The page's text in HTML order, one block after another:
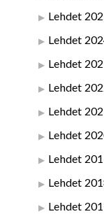
Lehdet
Lehdet
Lehdet
Lehdet
Lehdet
Lehdet
Lehdet
Lehdet
Lehdet